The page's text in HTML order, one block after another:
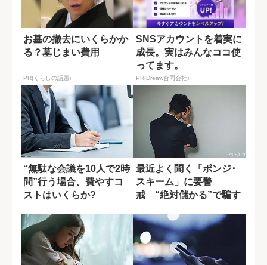
お墓の撤去にいくらかか
る？墓じまい費用
PR(くらしの話題)
SNSアカウントを着実に
成長。実はみんなココ使
ってます。
PR(Dreaw合同会社)
“無駄な会議を10人で2時
間”行う場合、費やすコ
ストはいくらか?
最近よく聞く「ポンジ･
スキーム」に要警
戒 “絶対儲かる”で騙す